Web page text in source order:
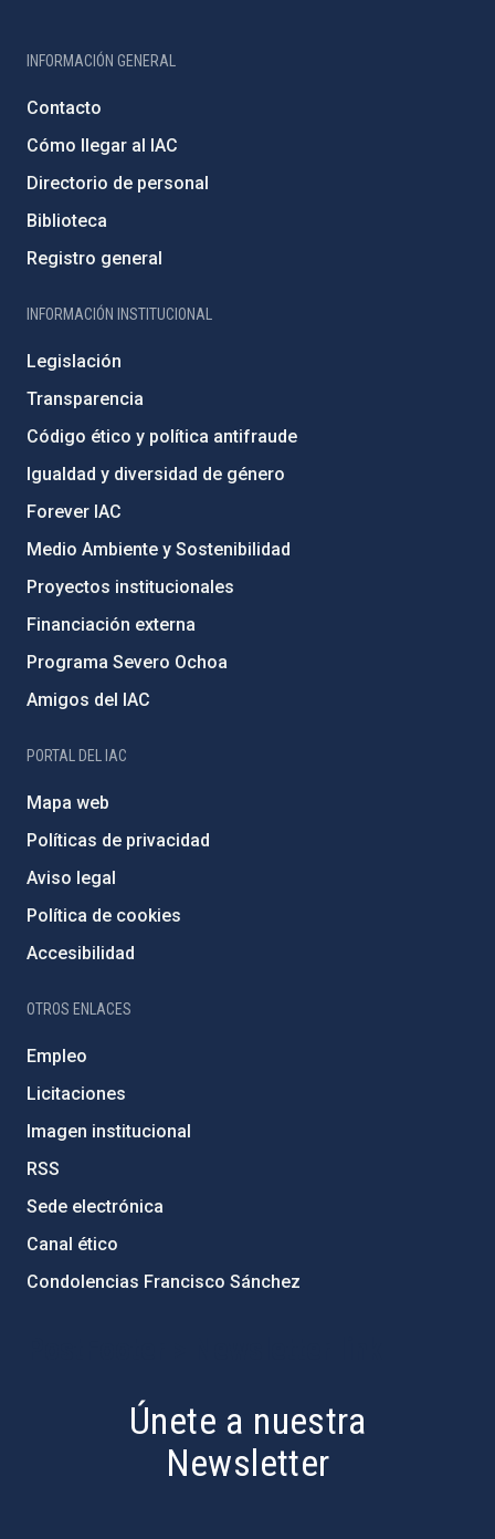
INFORMACIÓN GENERAL
Contacto
Cómo llegar al IAC
Directorio de personal
Biblioteca
Registro general
INFORMACIÓN INSTITUCIONAL
Legislación
Transparencia
Código ético y política antifraude
Igualdad y diversidad de género
Forever IAC
Medio Ambiente y Sostenibilidad
Proyectos institucionales
Financiación externa
Programa Severo Ochoa
Amigos del IAC
PORTAL DEL IAC
Mapa web
Políticas de privacidad
Aviso legal
Política de cookies
Accesibilidad
OTROS ENLACES
Empleo
Licitaciones
Imagen institucional
RSS
Sede electrónica
Canal ético
Condolencias Francisco Sánchez
Únete a nuestra
Newsletter